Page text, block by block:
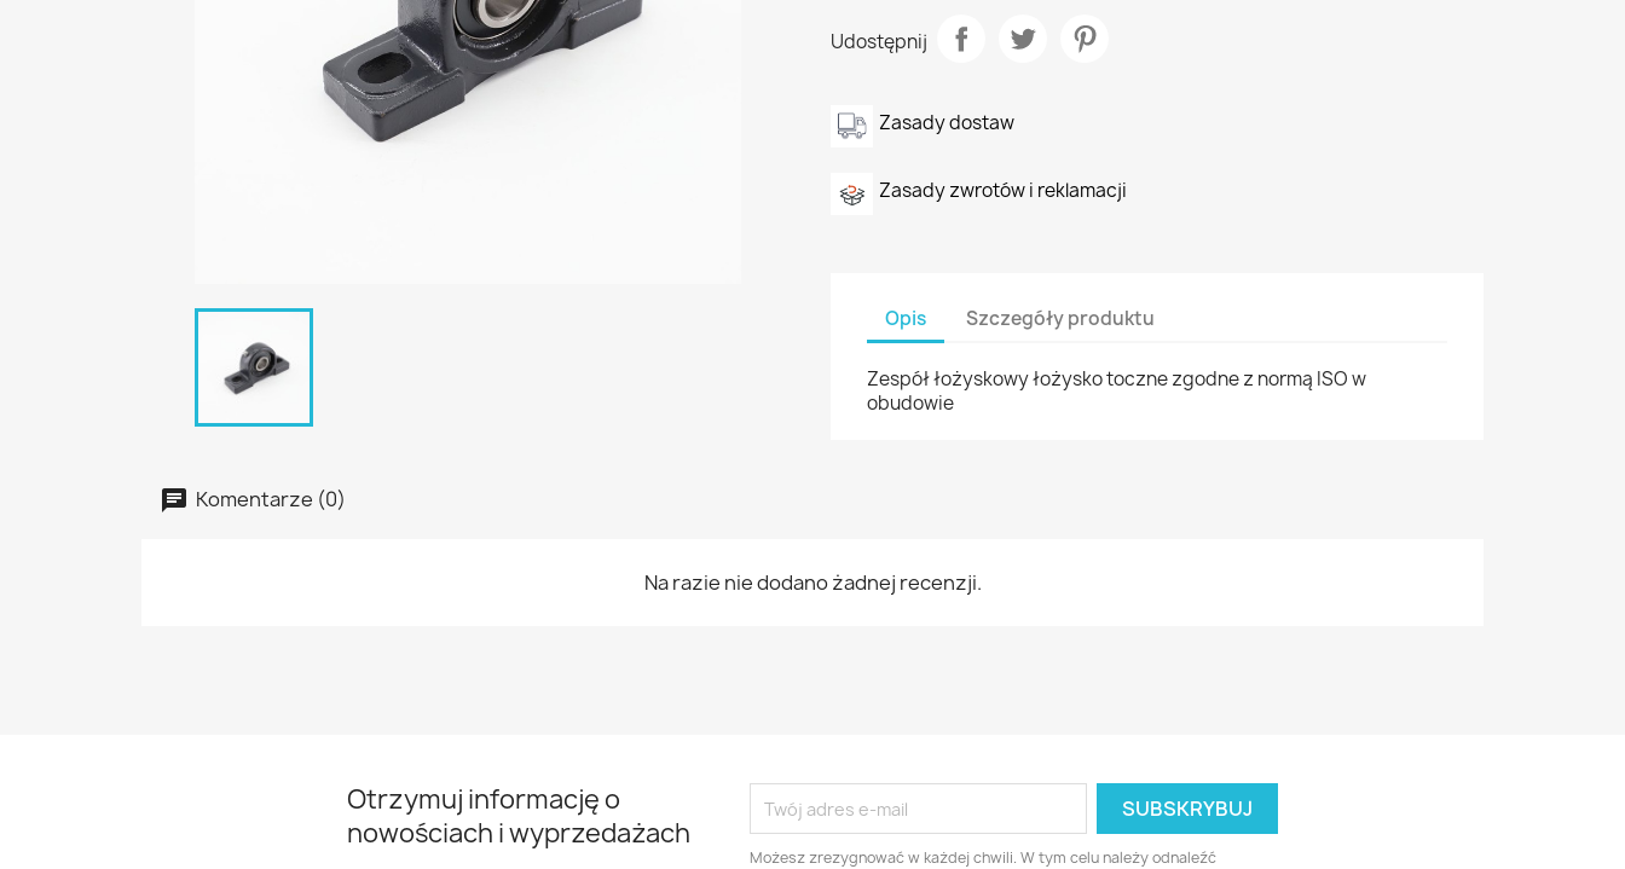
Udostępnij
Zasady dostaw
Zasady zwrotów i reklamacji
Opis Szczegóły produktu
Zespół łożyskowy łożysko toczne zgodne z normą ISO w
obudowie
Komentarze (0)
Na razie nie dodano żadnej recenzji.
Otrzymuj informację o
nowościach i wyprzedażach
Możesz zrezygnować w każdej chwili. W tym celu należy odnaleźć